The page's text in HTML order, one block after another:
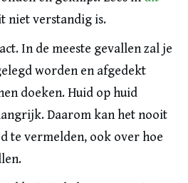
niet verstandig is.
In de meeste gevallen zal je
worden en afgedekt
doeken. Huid op huid
Daarom kan het nooit
te vermelden, ook over hoe